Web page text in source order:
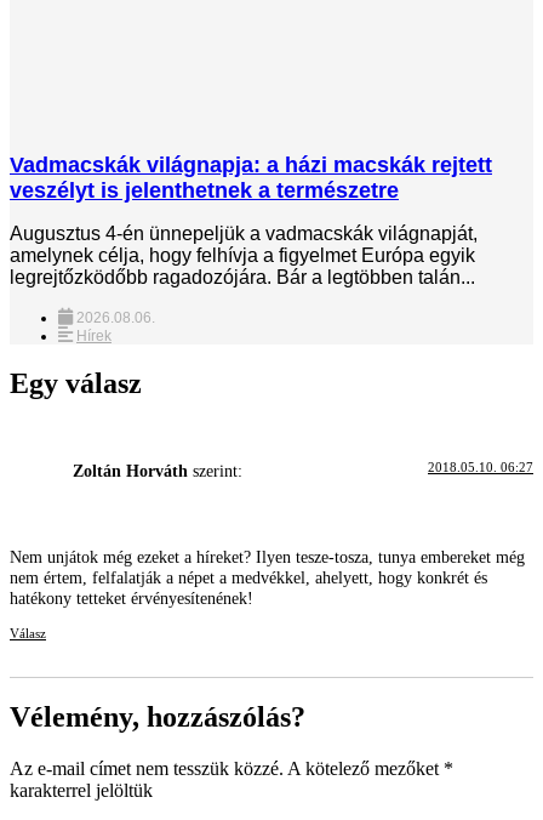
Vadmacskák világnapja: a házi macskák rejtett
veszélyt is jelenthetnek a természetre
Augusztus 4-én ünnepeljük a vadmacskák világnapját,
amelynek célja, hogy felhívja a figyelmet Európa egyik
legrejtőzködőbb ragadozójára. Bár a legtöbben talán...
2026.08.06.
Hírek
Egy válasz
Zoltán Horváth szerint: 2018.05.10. 06:27
Nem unjátok még ezeket a híreket? Ilyen tesze-tosza, tunya embereket még
nem értem, felfalatják a népet a medvékkel, ahelyett, hogy konkrét és
hatékony tetteket érvényesítenének!
Válasz
Vélemény, hozzászólás?
Az e-mail címet nem tesszük közzé. A kötelező mezőket *
karakterrel jelöltük